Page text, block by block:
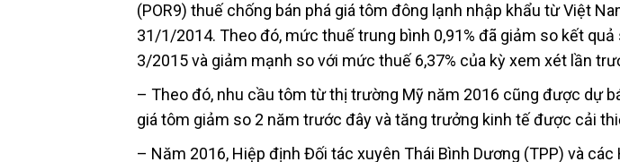
(POR9) thuế chống bán phá giá tôm đông lạnh nhập khẩu từ Việt
31/1/2014. Theo đó, mức thuế trung bình 0,91% đã giảm so kết quả
3/2015 và giảm mạnh so với mức thuế 6,37% của kỳ xem xét lần
– Theo đó, nhu cầu tôm từ thị trường Mỹ năm 2016 cũng được dự
giá tôm giảm so 2 năm trước đây và tăng trưởng kinh tế được cải
– Năm 2016, Hiệp định Đối tác xuyên Thái Bình Dương (TPP) và